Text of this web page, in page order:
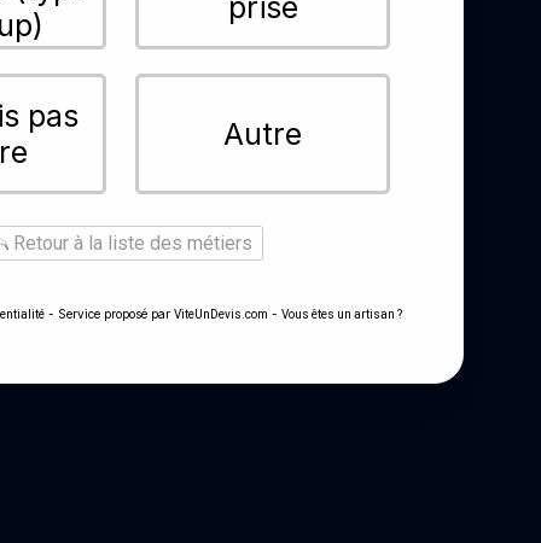
prise
pas
Autre
Retour à la liste des métiers
- Service proposé par ViteUnDevis.com - Vous êtes un artisan ?